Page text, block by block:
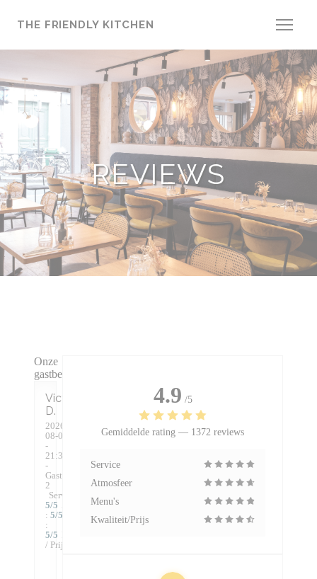
THE FRIENDLY KITCHEN
REVIEWS
Onze
gastbeoordelingen
Victoire
D
2026-
08-04
-
21:30
-
Gasten
2
Service
5/5 Atmosfeer
: 5/5
Keuken
:
5/5
/ Prijs
4.9 /5
Gemiddelde rating — 1372 reviews
Service
Atmosfeer
Menu's
Kwaliteit/Prijs